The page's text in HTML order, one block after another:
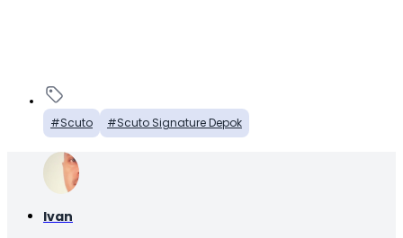
Scuto Scuto Signature Depok
Ivan